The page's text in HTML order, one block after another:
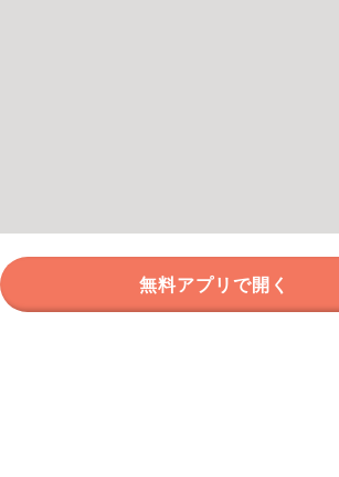
無料アプリで開く